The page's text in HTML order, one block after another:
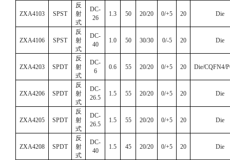
ZXA4103 SPST
反
射
式
DC-
26
1.3 50 20/20 0/+5 20 Die
ZXA4106 SPST
反
射
式
DC-
40
1.0 50 30/30 0/-5 20 Die
ZXA4203 SPDT
反
射
式
DC-
6
0.6 55 20/20 0/+5 20 Die/CQFN4/
ZXA4206 SPDT
反
射
式
DC-
26.5
1.5 55 20/20 0/+5 20 Die
ZXA4205 SPDT
反
射
式
DC-
26.5
1.5 55 20/20 0/+5 20 Die
ZXA4208 SPDT
反
射
式
DC-
40
1.5 45 20/20 0/+5 20 Die